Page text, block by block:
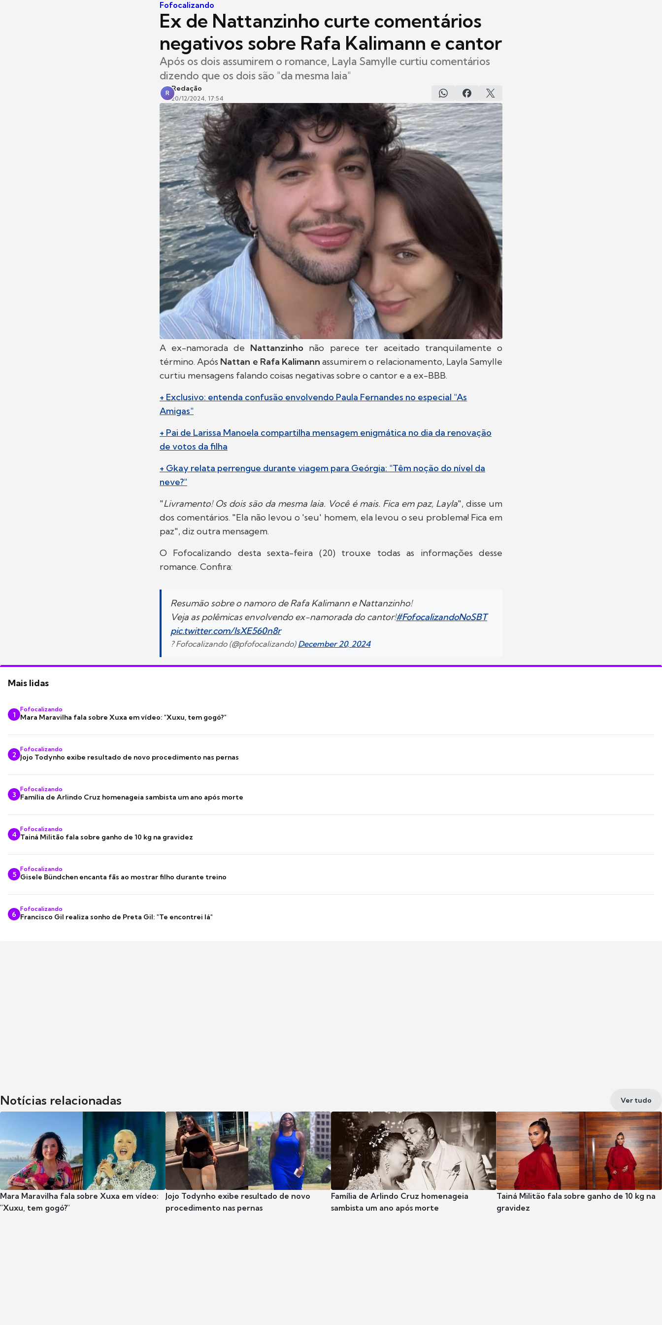
Fofocalizando
Ex de Nattanzinho curte comentários
negativos sobre Rafa Kalimann e cantor
Após os dois assumirem o romance, Layla Samylle curtiu comentários
dizendo que os dois são "da mesma laia"
R
Redação
20/12/2024, 17:54
A ex-namorada de Nattanzinho não parece ter aceitado tranquilamente o
término. Após Nattan e Rafa Kalimann assumirem o relacionamento, Layla Samylle
curtiu mensagens falando coisas negativas sobre o cantor e a ex-BBB.
+ Exclusivo: entenda confusão envolvendo Paula Fernandes no especial "As
Amigas"
+ Pai de Larissa Manoela compartilha mensagem enigmática no dia da renovação
de votos da filha
+ Gkay relata perrengue durante viagem para Geórgia: "Têm noção do nível da
neve?"
"Livramento! Os dois são da mesma laia. Você é mais. Fica em paz, Layla", disse um
dos comentários. "Ela não levou o 'seu' homem, ela levou o seu problema! Fica em
paz", diz outra mensagem.
O Fofocalizando desta sexta-feira (20) trouxe todas as informações desse
romance. Confira:
Resumão sobre o namoro de Rafa Kalimann e Nattanzinho!
Veja as polêmicas envolvendo ex-namorada do cantor!#FofocalizandoNoSBT
pic.twitter.com/lsXE560n8r
? Fofocalizando (@pfofocalizando) December 20, 2024
Mais lidas
1
Fofocalizando
Mara Maravilha fala sobre Xuxa em vídeo: "Xuxu, tem gogó?"
2
Fofocalizando
Jojo Todynho exibe resultado de novo procedimento nas pernas
3
Fofocalizando
Família de Arlindo Cruz homenageia sambista um ano após morte
4
Fofocalizando
Tainá Militão fala sobre ganho de 10 kg na gravidez
5
Fofocalizando
Gisele Bündchen encanta fãs ao mostrar filho durante treino
6
Fofocalizando
Francisco Gil realiza sonho de Preta Gil: "Te encontrei lá"
Notícias relacionadas Ver tudo
Mara Maravilha fala sobre Xuxa em vídeo:
"Xuxu, tem gogó?"
Jojo Todynho exibe resultado de novo
procedimento nas pernas
Família de Arlindo Cruz homenageia
sambista um ano após morte
Tainá Militão fala sobre ganho de 10 kg na
gravidez